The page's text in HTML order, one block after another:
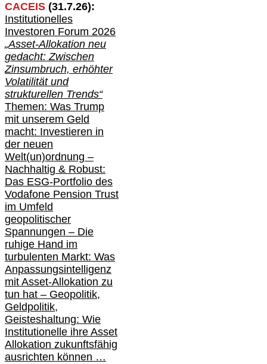
CACEIS (31.7.26):
Institutionelles
Investoren Forum 2026
„Asset-Allokation neu
gedacht: Zwischen
Zinsumbruch, erhöhter
Volatilität und
strukturellen Trends“
Themen: Was Trump
mit unserem Geld
macht: Investieren in
der neuen
Welt(un)ordnung –
Nachhaltig & Robust:
Das ESG-Portfolio des
Vodafone Pension Trust
im Umfeld
geopolitischer
Spannungen – Die
ruhige Hand im
turbulenten Markt: Was
Anpassungsintelligenz
mit Asset-Allokation zu
tun hat – Geopolitik,
Geldpolitik,
Geisteshaltung: Wie
Institutionelle ihre Asset
Allokation zukunftsfähig
ausrichten können …